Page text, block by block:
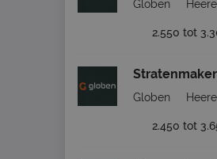
Globen
2.550 tot
Globen
2.450 tot